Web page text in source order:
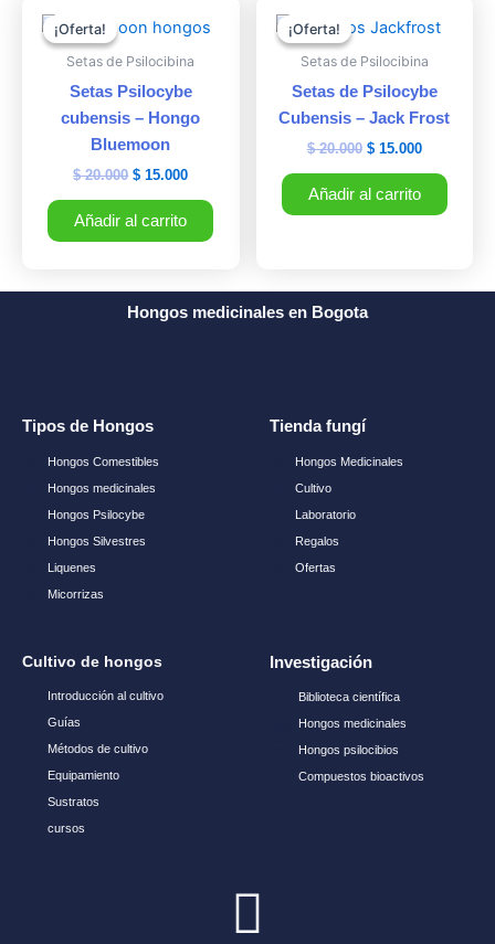
¡Oferta!
¡Oferta!
Setas de Psilocibina
Setas Psilocybe
cubensis – Hongo
Bluemoon
$20.000
precio
original
era:
$ 15.000
precio
actual
es:
Añadir al carrito
¡Oferta!
¡Oferta!
Setas de Psilocibina
Setas de Psilocybe
Cubensis – Jack Frost
$20.000
precio
original
era:
$15.000
precio
actual
es:
Añadir al carrito
Hongos medicinales en Bogota
Tipos de Hongos
Hongos Comestibles
Hongos medicinales​
Hongos Psilocybe
Hongos Silvestres​
Liquenes
Micorrizas
Tienda fungí
Hongos Medicinales
Cultivo
Laboratorio
Regalos
Ofertas
Cultivo de hongos
Introducción al cultivo
Guías
Métodos de cultivo
Equipamiento
Sustratos
cursos
Investigación
Biblioteca científica
Hongos medicinales
Hongos psilocibios
Compuestos bioactivos